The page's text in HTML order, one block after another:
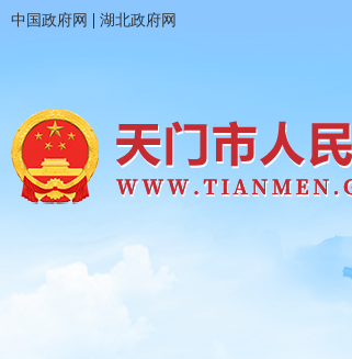
中国政府网 | 湖北政府网